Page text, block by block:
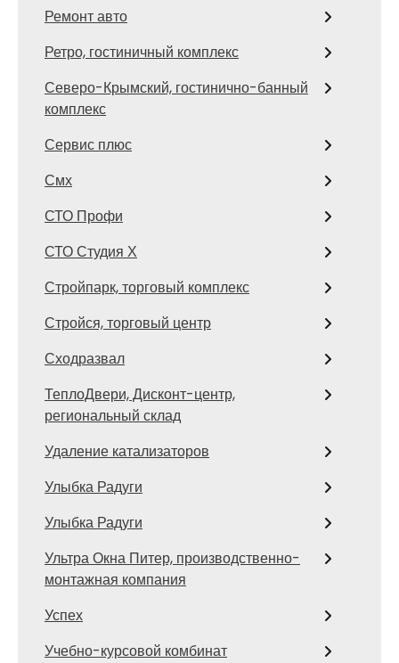
Ремонт авто
Ретро, гостиничный комплекс
Северо-Крымский, гостинично-банный
комплекс
Сервис плюс
Смх
СТО Профи
СТО Студия Х
Стройпарк, торговый комплекс
Стройся, торговый центр
Сходразвал
ТеплоДвери, Дисконт-центр,
региональный склад
Удаление катализаторов
Улыбка Радуги
Улыбка Радуги
Ультра Окна Питер, производственно-
монтажная компания
Успех
Учебно-курсовой комбинат